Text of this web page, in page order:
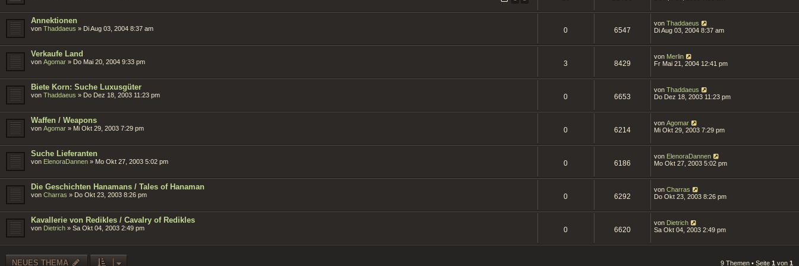
Annektionen
von Thaddaeus » Di Aug 03, 2004 8:37 am 0 6547
von Thaddaeus
Di Aug 03, 2004 8:37 am
Verkaufe Land
von Agomar » Do Mai 20, 2004 9:33 pm 3 8429
von Merlin
Fr Mai 21, 2004 12:41 pm
Biete Korn: Suche Luxusgüter
von Thaddaeus » Do Dez 18, 2003 11:23 pm 0 6653
von Thaddaeus
Do Dez 18, 2003 11:23 pm
Waffen / Weapons
von Agomar » Mi Okt 29, 2003 7:29 pm 0 6214
von Agomar
Mi Okt 29, 2003 7:29 pm
Suche Lieferanten
von ElenoraDannen » Mo Okt 27, 2003 5:02 pm 0 6186
von ElenoraDannen
Mo Okt 27, 2003 5:02 pm
Die Geschichten Hanamans / Tales of Hanaman
von Charras » Do Okt 23, 2003 8:26 pm 0 6292
von Charras
Do Okt 23, 2003 8:26 pm
Kavallerie von Redikles / Cavalry of Redikles
von Dietrich » Sa Okt 04, 2003 2:49 pm 0 6620
von Dietrich
Sa Okt 04, 2003 2:49 pm
NEUES THEMA 9 Themen • Seite 1 von 1